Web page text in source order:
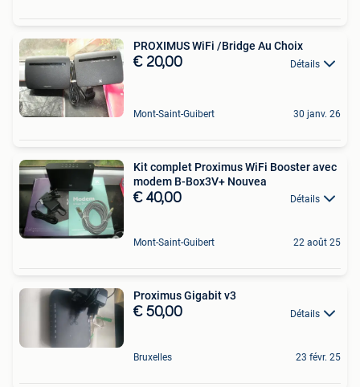
PROXIMUS WiFi /Bridge Au Choix
€ 20,00 Détails
Mont-Saint-Guibert 30 janv. 26
Kit complet Proximus WiFi Booster avec
modem B-Box3V+ Nouvea
€ 40,00 Détails
Mont-Saint-Guibert 22 août 25
Proximus Gigabit v3
€ 50,00 Détails
Bruxelles 23 févr. 25